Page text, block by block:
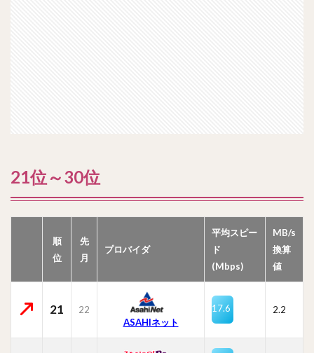
21位～30位
順
位
先
月
プロバイダ
平均スピー
ド
(Mbps)
MB/s
換算
値
21
22
ASAHIネット
17.6 2.2